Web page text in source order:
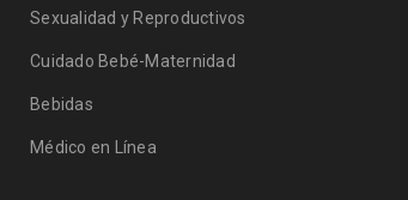
Sexualidad y Reproductivos
Cuidado Bebé-Maternidad
Bebidas
Médico en Línea